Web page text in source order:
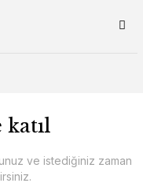
ve istediğiniz zaman